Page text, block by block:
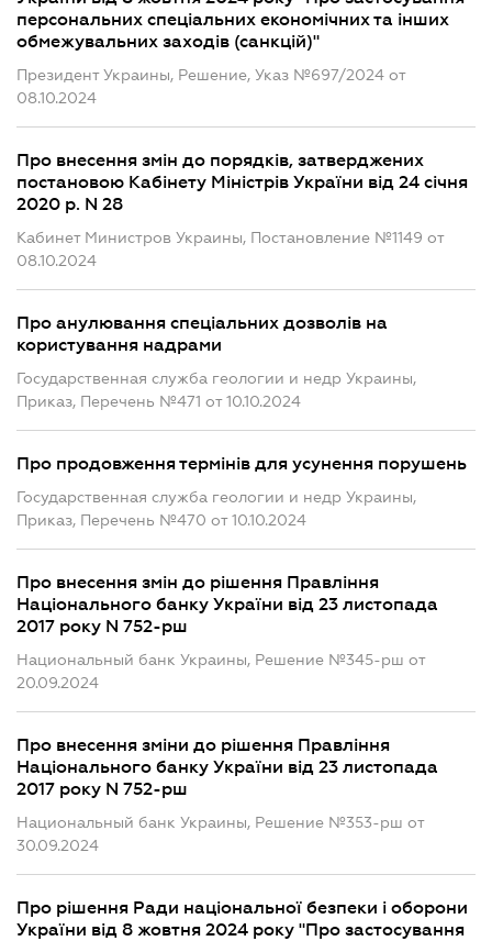
персональних спеціальних економічних та інших
обмежувальних заходів (санкцій)"
Президент Украины, Решение, Указ №697/2024 от
08.10.2024
Про внесення змін до порядків, затверджених
постановою Кабінету Міністрів України від 24 січня
2020 р. N 28
Кабинет Министров Украины, Постановление №1149 от
08.10.2024
Про анулювання спеціальних дозволів на
користування надрами
Государственная служба геологии и недр Украины,
Приказ, Перечень №471 от 10.10.2024
Про продовження термінів для усунення порушень
Государственная служба геологии и недр Украины,
Приказ, Перечень №470 от 10.10.2024
Про внесення змін до рішення Правління
Національного банку України від 23 листопада
2017 року N 752-рш
Национальный банк Украины, Решение №345-рш от
20.09.2024
Про внесення зміни до рішення Правління
Національного банку України від 23 листопада
2017 року N 752-рш
Национальный банк Украины, Решение №353-рш от
30.09.2024
Про рішення Ради національної безпеки і оборони
України від 8 жовтня 2024 року "Про застосування